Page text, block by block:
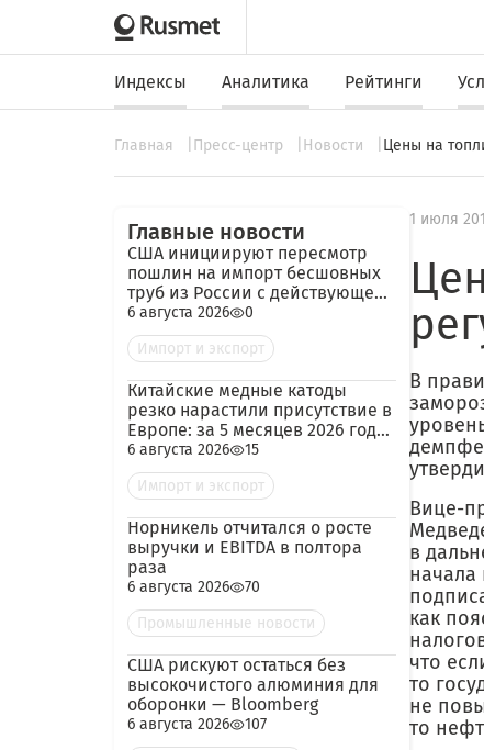
Индексы Аналитика Рейтинги
Главная Пресс-центр Новости Цены на
Главные новости
США инициируют пересмотр
пошлин на импорт бесшовных
труб из России с действующей
ставкой 209,72%
6 августа 2026
0
Импорт и экспорт
Китайские медные катоды
резко нарастили присутствие в
Европе: за 5 месяцев 2026 года
— 45 тыс. тонн
6 августа 2026
15
Импорт и экспорт
Норникель отчитался о росте
выручки и EBITDA в полтора
раза
6 августа 2026
70
Промышленные новости
США рискуют остаться без
высокочистого алюминия для
оборонки — Bloomberg
6 августа 2026
107
1 июля
В
Вице-
в
начала
как
что
то
не
то